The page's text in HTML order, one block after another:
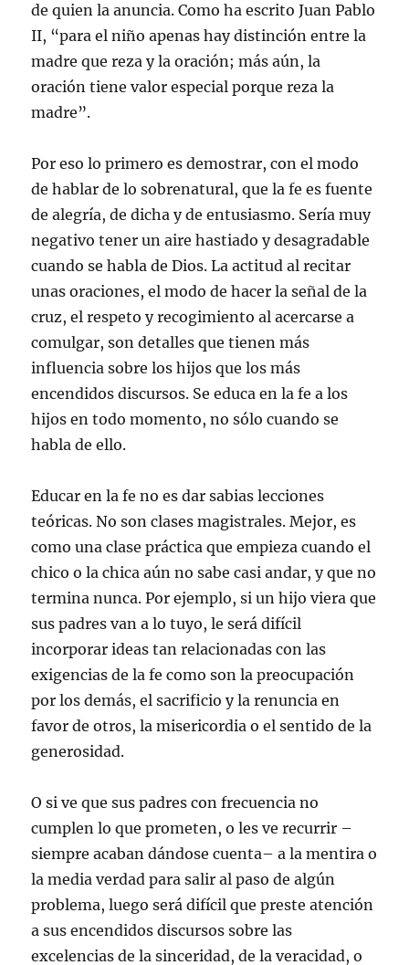
de quien la anuncia. Como ha escrito Juan Pablo
II, “para el niño apenas hay distinción entre la
madre que reza y la oración; más aún, la
oración tiene valor especial porque reza la
madre”.
Por eso lo primero es demostrar, con el modo
de hablar de lo sobrenatural, que la fe es fuente
de alegría, de dicha y de entusiasmo. Sería muy
negativo tener un aire hastiado y desagradable
cuando se habla de Dios. La actitud al recitar
unas oraciones, el modo de hacer la señal de la
cruz, el respeto y recogimiento al acercarse a
comulgar, son detalles que tienen más
influencia sobre los hijos que los más
encendidos discursos. Se educa en la fe a los
hijos en todo momento, no sólo cuando se
habla de ello.
Educar en la fe no es dar sabias lecciones
teóricas. No son clases magistrales. Mejor, es
como una clase práctica que empieza cuando el
chico o la chica aún no sabe casi andar, y que no
termina nunca. Por ejemplo, si un hijo viera que
sus padres van a lo tuyo, le será difícil
incorporar ideas tan relacionadas con las
exigencias de la fe como son la preocupación
por los demás, el sacrificio y la renuncia en
favor de otros, la misericordia o el sentido de la
generosidad.
O si ve que sus padres con frecuencia no
cumplen lo que prometen, o les ve recurrir –
siempre acaban dándose cuenta– a la mentira o
la media verdad para salir al paso de algún
problema, luego será difícil que preste atención
a sus encendidos discursos sobre las
excelencias de la sinceridad, de la veracidad, o